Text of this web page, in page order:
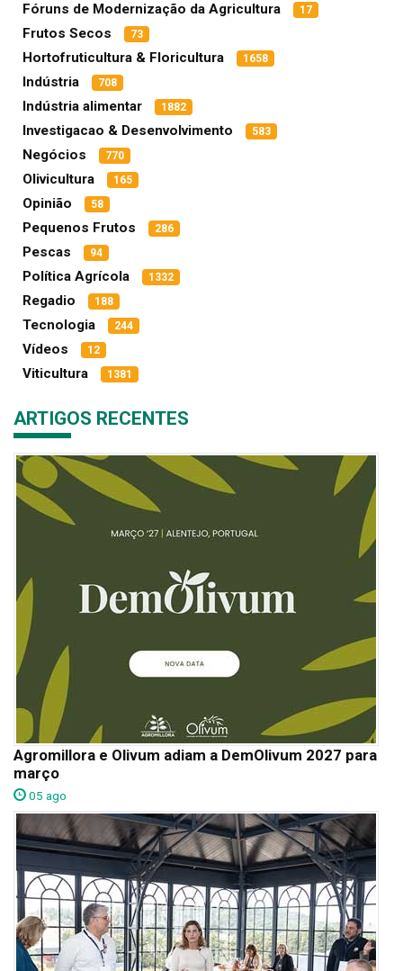
Fóruns de Modernização da Agricultura 17
Frutos Secos 73
Hortofruticultura & Floricultura 1658
Indústria 708
Indústria alimentar 1882
Investigacao & Desenvolvimento 583
Negócios 770
Olivicultura 165
Opinião 58
Pequenos Frutos 286
Pescas 94
Política Agrícola 1332
Regadio 188
Tecnologia 244
Vídeos 12
Viticultura 1381
ARTIGOS RECENTES
Agromillora e Olivum adiam a DemOlivum 2027 para
março
05 ago